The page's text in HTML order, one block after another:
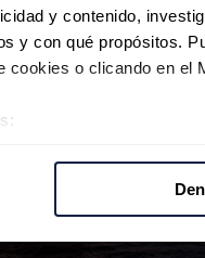
y contenido,
y con qué propósitos.
cookies o clicando en el